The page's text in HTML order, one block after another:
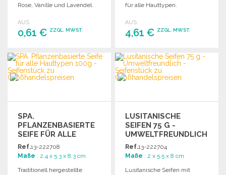
Rose, Vanille und Lavendel.
Hautpflege.
AUS
0,61 € ZZGL. MWST.
BESTELLEN
Angebot anfordern
für alle Hauttypen.
AUS
4,61 € ZZGL. MWST.
BESTELLEN
Angebot anfordern
SPA.
PFLANZENBASIERTE
SEIFE FÜR ALLE
HAUTTYPEN 100G
Ref.13-222708
Maße : 2.4 x 5.3 x 8.3 cm
Traditionell hergestellte
LUSITANISCHE
SEIFEN 75 G -
UMWELTFREUNDLICH
ZU
GROSSHANDELSPREISEN
Ref.13-222704
Maße : 2 x 5.5 x 8 cm
Lusitanische Seifen mit